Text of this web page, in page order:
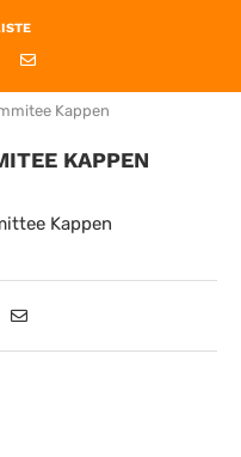
Kappen
KAPPEN